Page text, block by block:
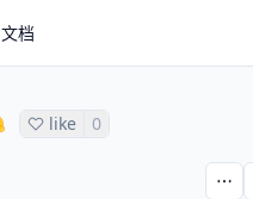
文档
like 0